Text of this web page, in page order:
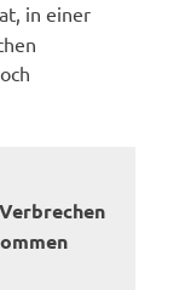
in einer